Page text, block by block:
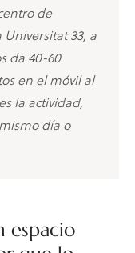
de
Universitat 33, a
da 40-60
en el móvil al
la actividad,
día o
espacio